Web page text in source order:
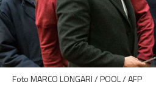
Foto MARCO LONGARI / POOL / AFP